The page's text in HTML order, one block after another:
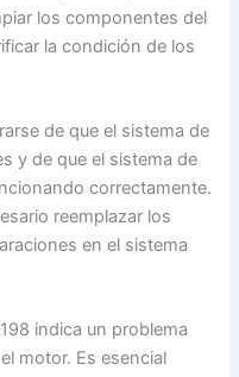
los componentes del
la condición de los
de que el sistema de
y de que el sistema de
correctamente.
reemplazar los
en el sistema
indica un problema
motor. Es esencial